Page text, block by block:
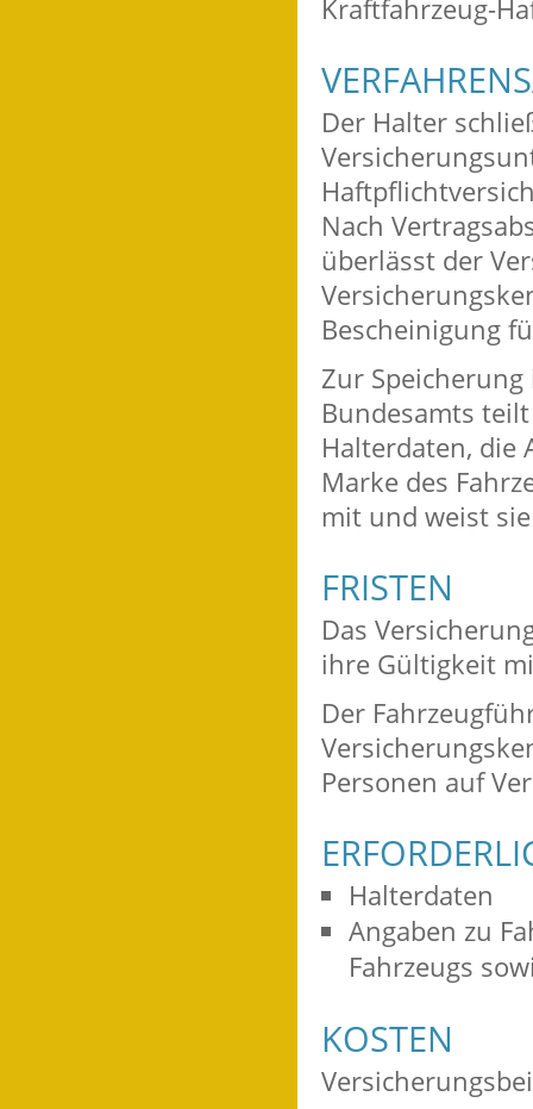
Kraftfahrzeug-
Der Halter
Nach
überlässt der
Bescheinigung
Zur
Bundesamts
Halterdaten, die
Marke des
mit und weist
FRISTEN
Das
ihre Gültigkeit
Der
Personen auf
Halterdaten
Angaben zu
Fahrzeugs
KOSTEN